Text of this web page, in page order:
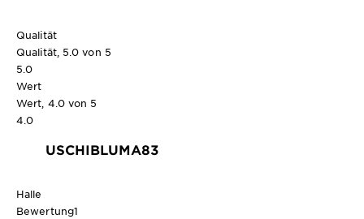
Qualität
Qualität, 5.0 von 5
5.0
Wert
Wert, 4.0 von 5
4.0
USCHIBLUMA83
Halle
Bewertung1